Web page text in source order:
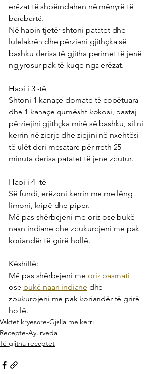
erëzat të shpërndahen në mënyrë të
barabartë.
Në hapin tjetër shtoni patatet dhe
lulelakrën dhe përzieni gjithçka së
bashku derisa të gjitha perimet të jenë
ngjyrosur pak të kuqe nga erëzat.
Hapi i 3 -të
Shtoni 1 kanaçe domate të copëtuara
dhe 1 kanaçe qumësht kokosi, pastaj
përziejini gjithçka mirë së bashku, sillni
kerrin në zierje dhe ziejini në nxehtësi
të ulët deri mesatare për rreth 25
minuta derisa patatet të jene zbutur.
Hapi i 4 -të
Së fundi, erëzoni kerrin me me lëng
limoni, kripë dhe piper.
Më pas shërbejeni me oriz ose bukë
naan indiane dhe zbukurojeni me pak
koriandër të grirë hollë.
Këshillë:
Më pas shërbejeni me oriz basmati
ose bukë naan indiane dhe
zbukurojeni me pak koriandër të grirë
hollë.
Vaktet kryesore-Gjella me kerri
Recepte-Ayurveda
Të gjitha receptet